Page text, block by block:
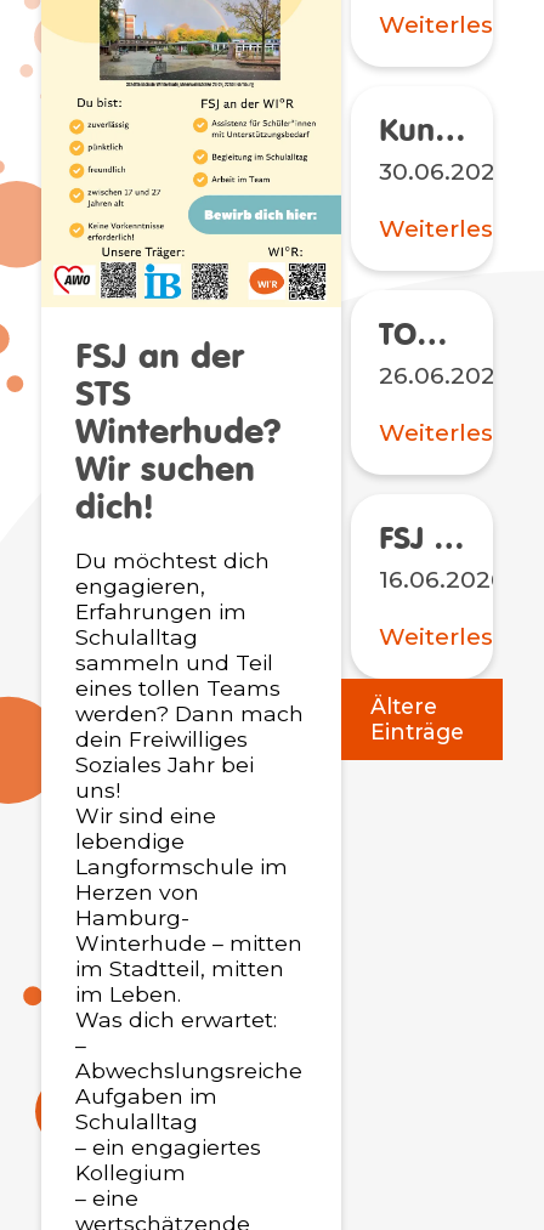
FSJ an der
STS
Winterhude?
Wir suchen
dich!
Du möchtest dich
engagieren,
Erfahrungen im
Schulalltag
sammeln und Teil
eines tollen Teams
werden? Dann mach
dein Freiwilliges
Soziales Jahr bei
uns!
Wir sind eine
lebendige
Langformschule im
Herzen von
Hamburg-
Winterhude – mitten
im Stadtteil, mitten
im Leben.
Was dich erwartet:
–
Abwechslungsreiche
Aufgaben im
Schulalltag
– ein engagiertes
Kollegium
– eine
wertschätzende
Weiterlesen
Kunstpioniere Plus
30.06.2026
Weiterlesen
TONALi Festivals 2026
26.06.2026
Weiterlesen
FSJ an der STS Winterhude? Wir suchen dich!
16.06.2026
Weiterlesen
Abschlussfeiern 2026
Ältere
Einträge